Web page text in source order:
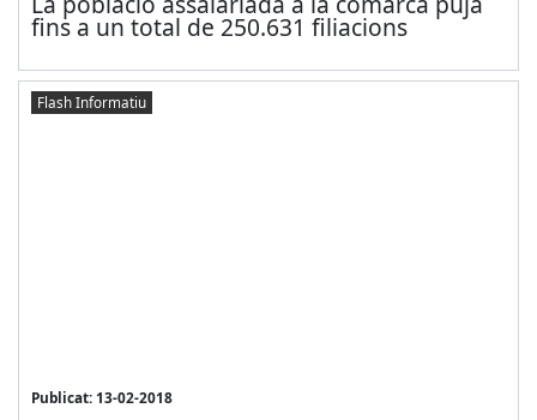
fins a un total de 250.631 filiacions
Flash Informatiu
Publicat: 13-02-2018